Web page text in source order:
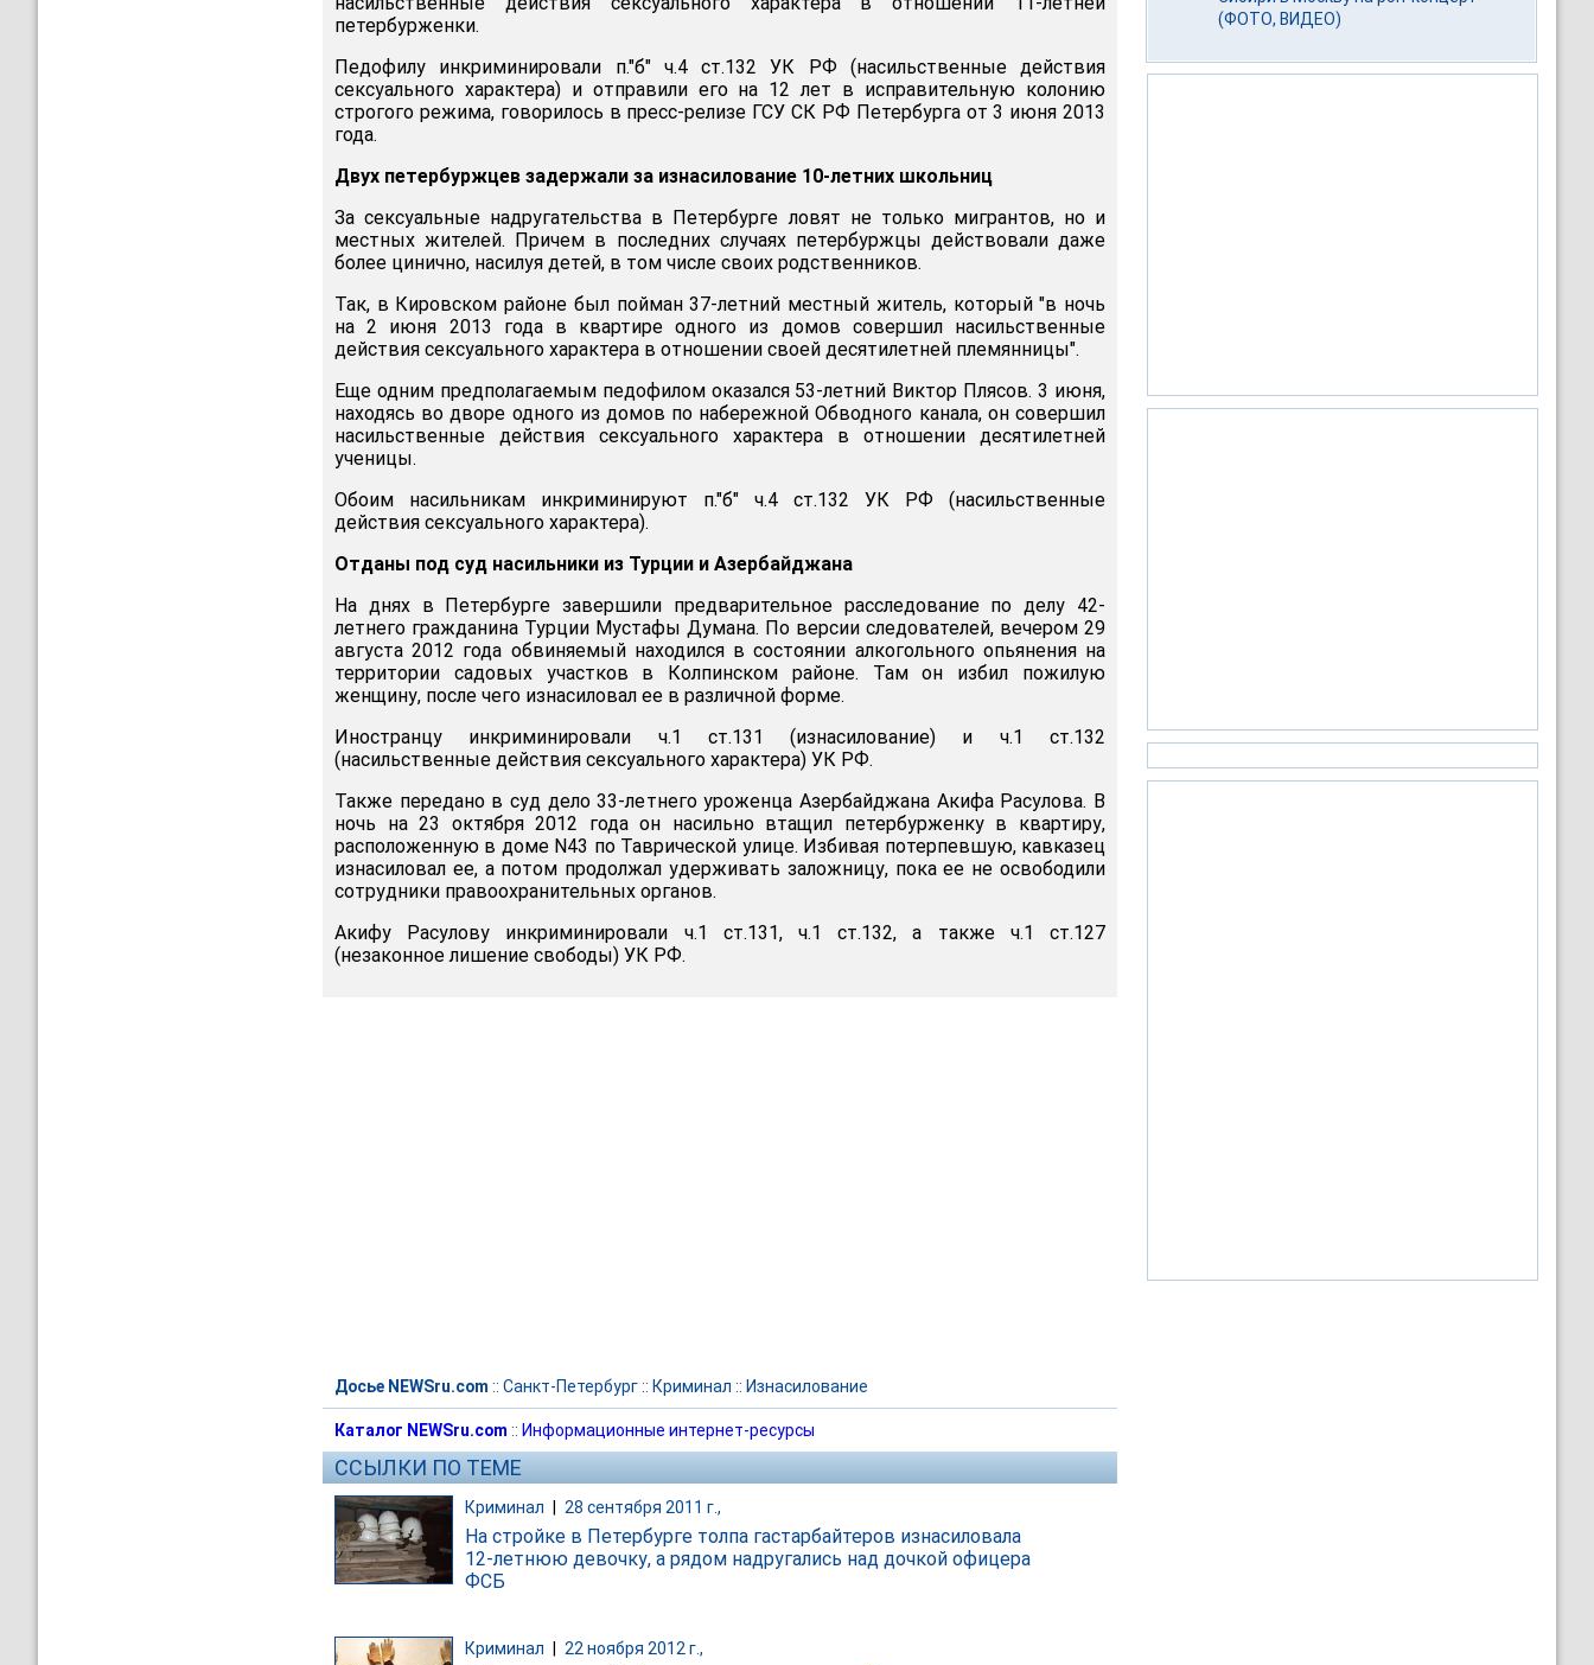
петербурженки.
Педофилу инкриминировали п."б" ч.4 ст.132 УК РФ (насильственные действия
сексуального характера) и отправили его на 12 лет в исправительную колонию
строгого режима, говорилось в пресс-релизе ГСУ СК РФ Петербурга от 3 июня 2013
года.
Двух петербуржцев задержали за изнасилование 10-летних школьниц
За сексуальные надругательства в Петербурге ловят не только мигрантов, но и
местных жителей. Причем в последних случаях петербуржцы действовали даже
более цинично, насилуя детей, в том числе своих родственников.
Так, в Кировском районе был пойман 37-летний местный житель, который "в ночь
на 2 июня 2013 года в квартире одного из домов совершил насильственные
действия сексуального характера в отношении своей десятилетней племянницы".
Еще одним предполагаемым педофилом оказался 53-летний Виктор Плясов. 3 июня,
находясь во дворе одного из домов по набережной Обводного канала, он совершил
насильственные действия сексуального характера в отношении десятилетней
ученицы.
Обоим насильникам инкриминируют п."б" ч.4 ст.132 УК РФ (насильственные
действия сексуального характера).
Отданы под суд насильники из Турции и Азербайджана
На днях в Петербурге завершили предварительное расследование по делу 42-
летнего гражданина Турции Мустафы Думана. По версии следователей, вечером 29
августа 2012 года обвиняемый находился в состоянии алкогольного опьянения на
территории садовых участков в Колпинском районе. Там он избил пожилую
женщину, после чего изнасиловал ее в различной форме.
Иностранцу инкриминировали ч.1 ст.131 (изнасилование) и ч.1 ст.132
(насильственные действия сексуального характера) УК РФ.
Также передано в суд дело 33-летнего уроженца Азербайджана Акифа Расулова. В
ночь на 23 октября 2012 года он насильно втащил петербурженку в квартиру,
расположенную в доме N43 по Таврической улице. Избивая потерпевшую, кавказец
изнасиловал ее, а потом продолжал удерживать заложницу, пока ее не освободили
сотрудники правоохранительных органов.
Акифу Расулову инкриминировали ч.1 ст.131, ч.1 ст.132, а также ч.1 ст.127
(незаконное лишение свободы) УК РФ.
Досье NEWSru.com :: Санкт-Петербург:: Криминал :: Изнасилование
Каталог NEWSru.com :: Информационные интернет-ресурсы
ССЫЛКИ ПО ТЕМЕ
Криминал 28 сентября 2011 г.,
На стройке в Петербурге толпа гастарбайтеров изнасиловала
12-летнюю девочку, а рядом надругались над дочкой офицера
ФСБ
Криминал 22 ноября 2012 г.,
(ФОТО, ВИДЕО)